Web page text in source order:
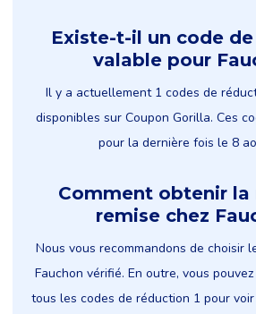
Existe-t-il un code
valable pour
Il y a actuellement 1 codes de
disponibles sur Coupon Gorilla. Ces
pour la dernière fois le 8
Comment obtenir la
remise chez
Nous vous recommandons de choisir
Fauchon vérifié. En outre, vous
tous les codes de réduction 1 pour